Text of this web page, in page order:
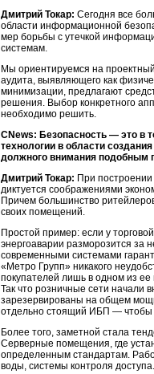
Дмитрий Токар: Сегодня все
области информационной
мер борьбы с утечкой
системам.
Мы ориентируемся на
аудита, выявляющего как
минимизации, предлагают
решения. Выбор конкретного
необходимо решить.
CNews: Безопасность — это в
технологии в области
должного внимания подобным
Дмитрий Токар: При
диктуется соображениями
Причем большинство
своих помещений.
Простой пример: если у
энергоаварии разморозится за
современными системами
«Метро Групп» никакого
покупателей лишь в одном из
Так что розничные сети начали
зарезервированы на общем
отдельно стоящий ИБП — чтобы
Более того, заметной стала
Серверные помещения, где
определенным стандартам.
воды, системы контроля